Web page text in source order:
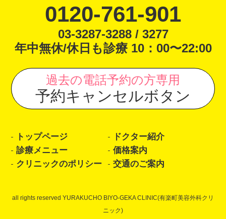
0120-761-901
03-3287-3288 / 3277
年中無休/休日も診療 10：00〜22:00
過去の電話予約の方専用
予約キャンセルボタン
トップページ
ドクター紹介
診療メニュー
価格案内
クリニックのポリシー
交通のご案内
all rights reserved YURAKUCHO BIYO-GEKA CLINIC(有楽町美容外科クリ
ニック)